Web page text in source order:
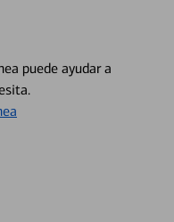
puede ayudar a